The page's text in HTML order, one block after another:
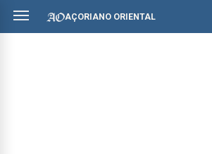
AÇORIANO ORIENTAL